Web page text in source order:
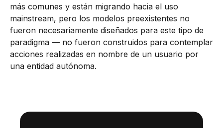
más comunes y están migrando hacia el uso
mainstream, pero los modelos preexistentes no
fueron necesariamente diseñados para este tipo de
paradigma — no fueron construidos para contemplar
acciones realizadas en nombre de un usuario por
una entidad autónoma.